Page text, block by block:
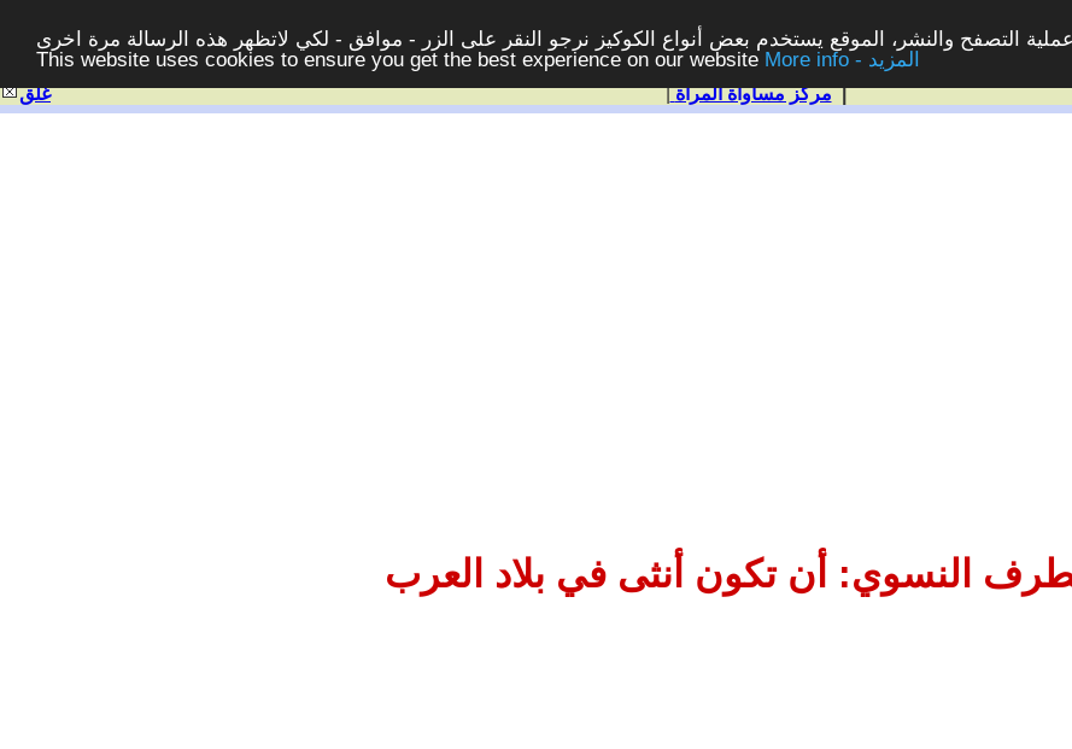
التصفح والنشر، الموقع يستخدم بعض أنواع الكوكيز نرجو النقر على الزر - موافق - لكي لاتظهر هذه الرسالة مرة اخرى -
This website uses cookies to ensure you get the best experience on our website
More info - المزيد
غلق | مركز مساواة المرأة|
النسوي: أن تكون أنثى في بلاد العرب